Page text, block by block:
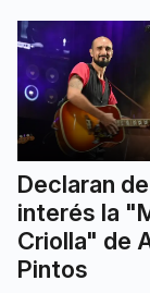
Declaran de
interés la
Criolla" de
Pintos